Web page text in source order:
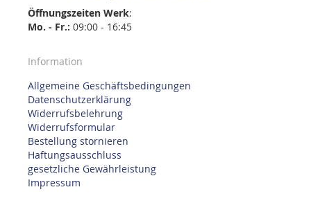
Öffnungszeiten Werk:
Mo. - Fr.: 09:00 - 16:45
Information
Allgemeine Geschäftsbedingungen
Datenschutzerklärung
Widerrufsbelehrung
Widerrufsformular
Bestellung stornieren
Haftungsausschluss
gesetzliche Gewährleistung
Impressum